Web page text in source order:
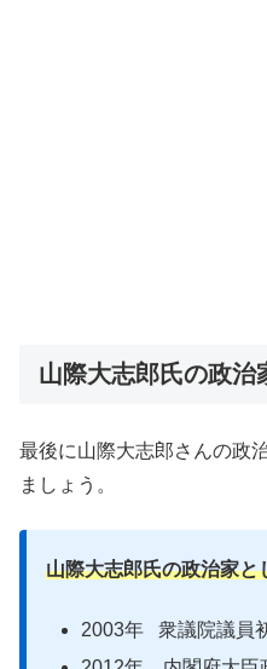
山際大志郎氏の政治
最後に山際大志郎さんの政
ましょう。
山際大志郎氏の政治家と
2003年 衆議院議員